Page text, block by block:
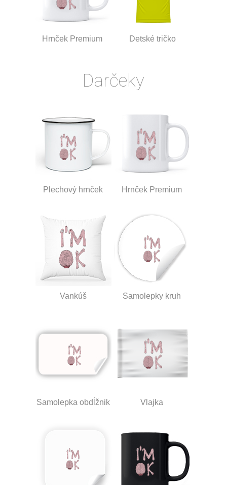
Hrnček Premium Detské tričko
Darčeky
Plechový hrnček Hrnček Premium
Vankúš Samolepky kruh
Samolepka obdĺžnik Vlajka